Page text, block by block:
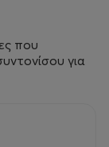
που
για